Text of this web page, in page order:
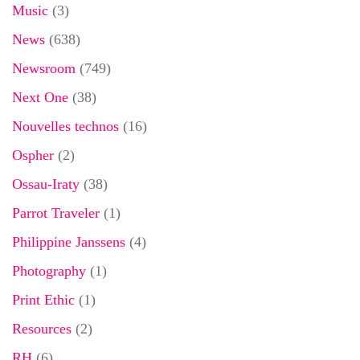
Music (3)
News (638)
Newsroom (749)
Next One (38)
Nouvelles technos (16)
Ospher (2)
Ossau-Iraty (38)
Parrot Traveler (1)
Philippine Janssens (4)
Photography (1)
Print Ethic (1)
Resources (2)